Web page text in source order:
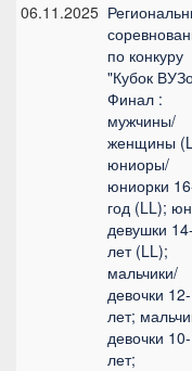
06.11.2025
по конкуру
"Кубок
Финал :
мужчины/
женщины
юниоры/
юниорки
год (LL);
девушки
лет (LL);
мальчики/
девочки
лет;
девочки
лет;